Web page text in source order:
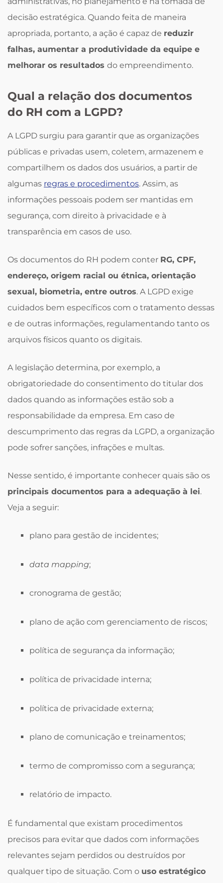
decisão estratégica. Quando feita de maneira
apropriada, portanto, a ação é capaz de reduzir
falhas, aumentar a produtividade da equipe e
melhorar os resultados do empreendimento.
Qual a relação dos documentos
do RH com a LGPD?
A LGPD surgiu para garantir que as organizações
públicas e privadas usem, coletem, armazenem e
compartilhem os dados dos usuários, a partir de
algumas regras e procedimentos. Assim, as
informações pessoais podem ser mantidas em
segurança, com direito à privacidade e à
transparência em casos de uso.
Os documentos do RH podem conter RG, CPF,
endereço, origem racial ou étnica, orientação
sexual, biometria, entre outros. A LGPD exige
cuidados bem específicos com o tratamento dessas
e de outras informações, regulamentando tanto os
arquivos físicos quanto os digitais.
A legislação determina, por exemplo, a
obrigatoriedade do consentimento do titular dos
dados quando as informações estão sob a
responsabilidade da empresa. Em caso de
descumprimento das regras da LGPD, a organização
pode sofrer sanções, infrações e multas.
Nesse sentido, é importante conhecer quais são os
principais documentos para a adequação à lei.
Veja a seguir:
plano para gestão de incidentes;
data mapping;
cronograma de gestão;
plano de ação com gerenciamento de riscos;
política de segurança da informação;
política de privacidade interna;
política de privacidade externa;
plano de comunicação e treinamentos;
termo de compromisso com a segurança;
relatório de impacto.
É fundamental que existam procedimentos
precisos para evitar que dados com informações
relevantes sejam perdidos ou destruídos por
qualquer tipo de situação. Com o uso estratégico